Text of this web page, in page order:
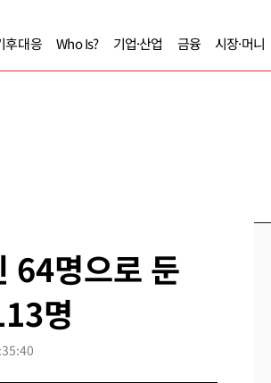
후대응 Who Is? 기업·산업 금융 시장·머니
64명으로 둔
명